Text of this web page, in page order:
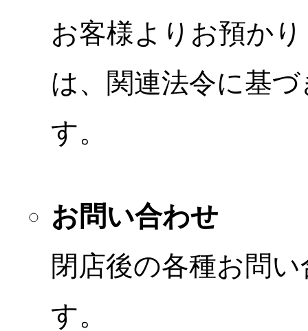
お客様よりお預か
は、関連法令に基
す。
お問い合わせ
閉店後の各種お問
す。